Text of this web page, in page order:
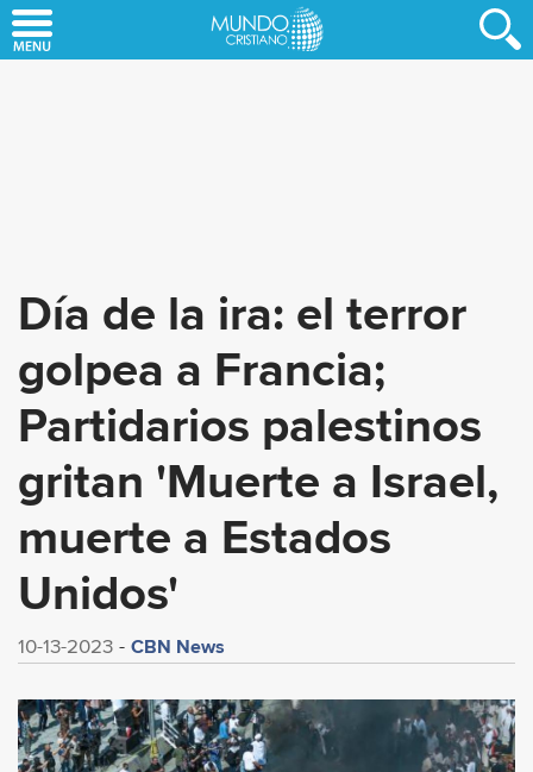
to
Día de la ira: el terror
golpea a Francia;
Partidarios palestinos
gritan 'Muerte a Israel,
muerte a Estados
Unidos'
10-13-2023 CBN News